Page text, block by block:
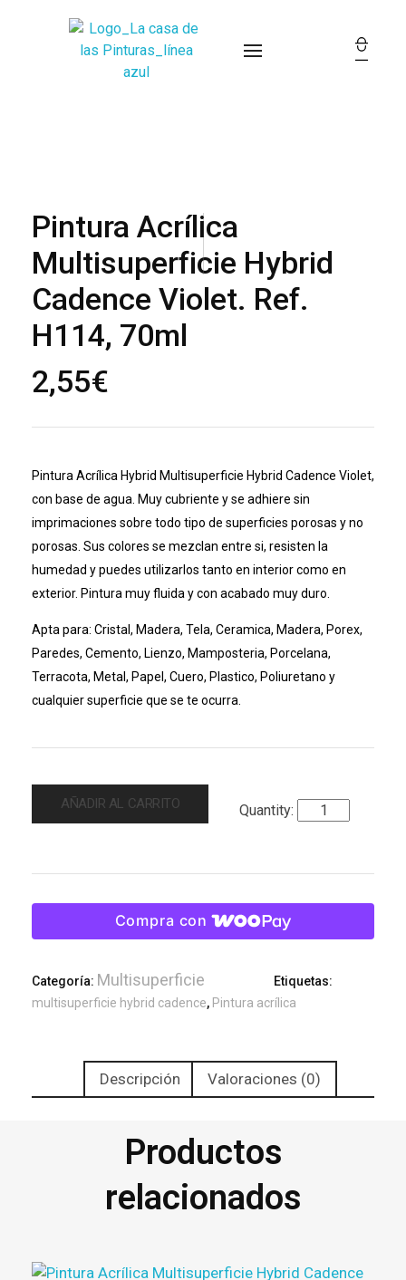
Pintura Acrílica
Multisuperficie Hybrid
Cadence Violet. Ref.
H114, 70ml
2,55€
Pintura Acrílica Hybrid Multisuperficie Hybrid Cadence Violet,
con base de agua. Muy cubriente y se adhiere sin
imprimaciones sobre todo tipo de superficies porosas y no
porosas. Sus colores se mezclan entre si, resisten la
humedad y puedes utilizarlos tanto en interior como en
exterior. Pintura muy fluida y con acabado muy duro.
Apta para: Cristal, Madera, Tela, Ceramica, Madera, Porex,
Paredes, Cemento, Lienzo, Mamposteria, Porcelana,
Terracota, Metal, Papel, Cuero, Plastico, Poliuretano y
cualquier superficie que se te ocurra.
AÑADIR AL CARRITO
Compra con
Categoría: Multisuperficie
Etiquetas:
multisuperficie hybrid cadence, Pintura acrílica
Descripción Valoraciones (0)
Productos
relacionados